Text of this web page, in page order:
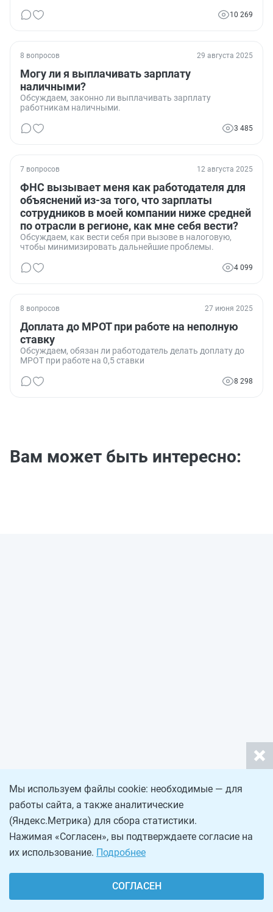
10 269
8 вопросов 29 августа 2025
Могу ли я выплачивать зарплату
наличными?
Обсуждаем, законно ли выплачивать зарплату
работникам наличными.
3 485
7 вопросов 12 августа 2025
ФНС вызывает меня как работодателя для
объяснений из-за того, что зарплаты
сотрудников в моей компании ниже средней
по отрасли в регионе, как мне себя вести?
Обсуждаем, как вести себя при вызове в налоговую,
чтобы минимизировать дальнейшие проблемы.
4 099
8 вопросов 27 июня 2025
Доплата до МРОТ при работе на неполную
ставку
Обсуждаем, обязан ли работодатель делать доплату до
МРОТ при работе на 0,5 ставки
8 298
Вам может быть интересно:
Мы используем файлы cookie: необходимые — для
работы сайта, а также аналитические
(Яндекс.Метрика) для сбора статистики.
Нажимая «Согласен», вы подтверждаете согласие на
их использование. Подробнее
СОГЛАСЕН